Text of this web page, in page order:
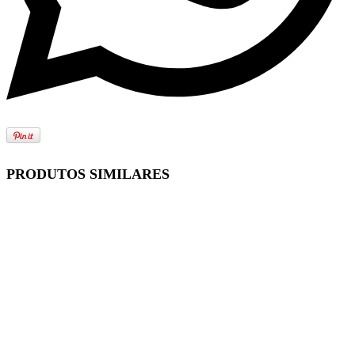
PRODUTOS SIMILARES